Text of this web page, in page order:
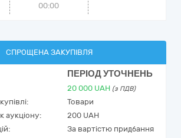
00:00
СПРОЩЕНА ЗАКУПІВЛЯ
ПЕРІОД УТОЧНЕНЬ
20 000 UAH (з ПДВ)
Товари
аукціону:
200 UAH
За вартістю придбання